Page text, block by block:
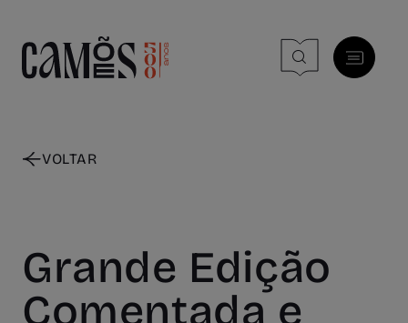
VOLTAR
Grande Edição
Comentada e